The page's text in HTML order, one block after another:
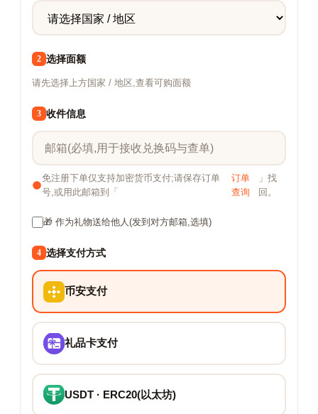
2 选择面额
请先选择上方国家 / 地区,查看可购面额
3 收件信息
免注册下单仅支持加密货币支付;请保存订单
号,或用此邮箱到「
订单
查询
」找
回。
🎁 作为礼物送给他人(发到对方邮箱,选填)
4 选择支付方式
币安支付
礼品卡支付
USDT · ERC20(以太坊)